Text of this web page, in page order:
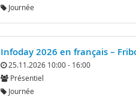
Journée
Infoday 2026 en français –
25.11.2026 10:00 - 16:00
Présentiel
Journée